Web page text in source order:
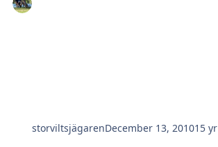
storviltsjägarenDecember 13, 201015 yr